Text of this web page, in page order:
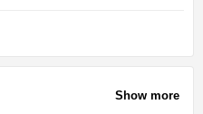
Show more